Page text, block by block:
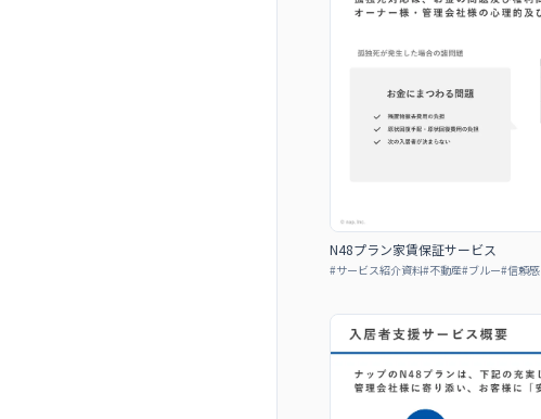
N48プラン家賃保証サービス
#サービス紹介資料#不動産#ブルー#信頼感